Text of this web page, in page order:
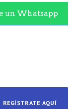
un Whatsapp
REGÍSTRATE AQUÍ